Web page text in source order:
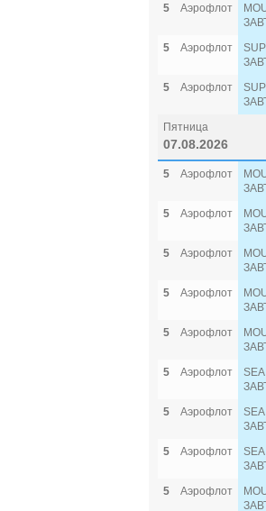
5
Аэрофлот
5
Аэрофлот
5
Аэрофлот
Пятница
07.08.2026
5 Аэрофлот
5
Аэрофлот
5
Аэрофлот
5
Аэрофлот
5
Аэрофлот
5
Аэрофлот
5
Аэрофлот
5
Аэрофлот
5
Аэрофлот